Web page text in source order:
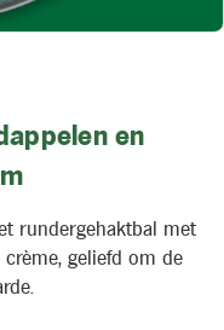
en
rundergehaktbal met
geliefd om de